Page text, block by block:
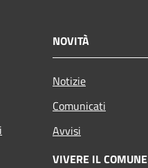
NOVITÀ
Notizie
Comunicati
Avvisi
VIVERE IL COMUNE